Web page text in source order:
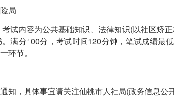
局
试内容为公共基础知识、法律知识(以社区矫
满分100分，考试时间120分钟，笔试成绩最
环节。
知，具体事宜请关注仙桃市人社局(政务信息公